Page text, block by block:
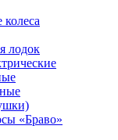
лодок
«Браво»